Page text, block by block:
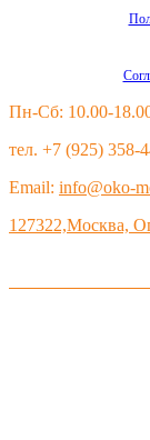
Пн-Сб: 10.00-
тел. +7 (925) 358-
Email: info@oko-
127322,Москва,